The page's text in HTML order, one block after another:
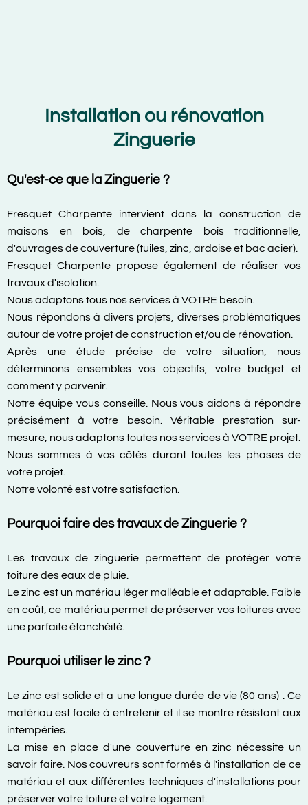
Installation ou rénovation
Zinguerie
Qu'est-ce que la Zinguerie ?
Fresquet Charpente intervient dans la construction de
maisons en bois, de charpente bois traditionnelle,
d'ouvrages de couverture (tuiles, zinc, ardoise et bac acier).
Fresquet Charpente propose également de réaliser vos
travaux d'isolation.
Nous adaptons tous nos services à VOTRE besoin.
Nous répondons à divers projets, diverses problématiques
autour de votre projet de construction et/ou de rénovation.
Après une étude précise de votre situation, nous
déterminons ensembles vos objectifs, votre budget et
comment y parvenir.
Notre équipe vous conseille. Nous vous aidons à répondre
précisément à votre besoin. Véritable prestation sur-
mesure, nous adaptons toutes nos services à VOTRE projet.
Nous sommes à vos côtés durant toutes les phases de
votre projet.
Notre volonté est votre satisfaction.
Pourquoi faire des travaux de Zinguerie ?
Les travaux de zinguerie permettent de protéger votre
toiture des eaux de pluie.
Le zinc est un matériau léger malléable et adaptable. Faible
en coût, ce matériau permet de préserver vos toitures avec
une parfaite étanchéité.
Pourquoi utiliser le zinc ?
Le zinc est solide et a une longue durée de vie (80 ans) . Ce
matériau est facile à entretenir et il se montre résistant aux
intempéries.
La mise en place d'une couverture en zinc nécessite un
savoir faire. Nos couvreurs sont formés à l'installation de ce
matériau et aux différentes techniques d'installations pour
préserver votre toiture et votre logement.